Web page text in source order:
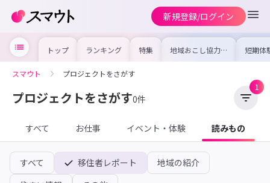
新規登録/ログイン
トップ ランキング 特集 地域おこし協力隊
の求人やイベント
を集めました！仕
短期体
り〜数
域を知
期体
スマウト プロジェクトをさがす
プロジェクトをさがす0件
1
すべて お仕事 イベント・体験 読みもの
すべて 移住者レポート
地域の紹介